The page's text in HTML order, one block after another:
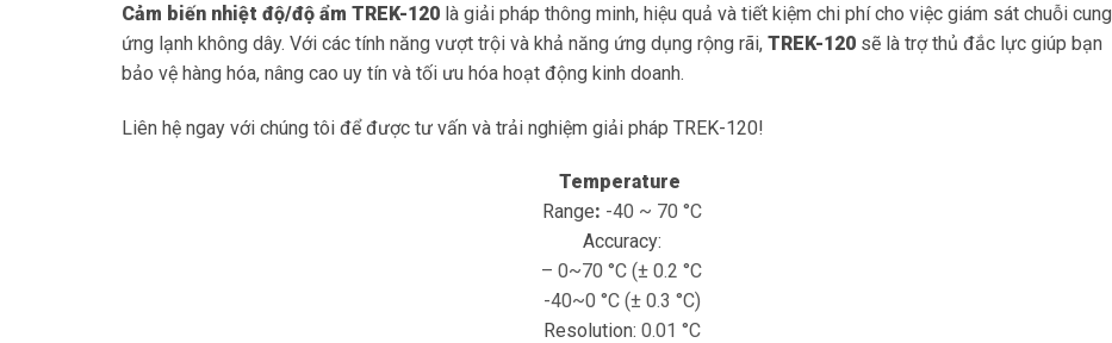
Cảm biến nhiệt độ/độ ẩm TREK-120 là giải pháp thông minh, hiệu quả và tiết kiệm chi phí cho việc giám sát chuỗi cung
ứng lạnh không dây. Với các tính năng vượt trội và khả năng ứng dụng rộng rãi, TREK-120 sẽ là trợ thủ đắc lực giúp bạn
bảo vệ hàng hóa, nâng cao uy tín và tối ưu hóa hoạt động kinh doanh.
Liên hệ ngay với chúng tôi để được tư vấn và trải nghiệm giải pháp TREK-120!
Temperature
Range: -40 ~ 70 °C
Accuracy:
– 0~70 °C (± 0.2 °C
-40~0 °C (± 0.3 °C)
Resolution: 0.01 °C